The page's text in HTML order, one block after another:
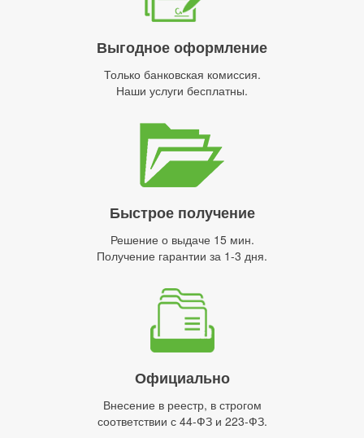
Выгодное оформление
Только банковская комиссия.
Наши услуги бесплатны.
Быстрое получение
Решение о выдаче 15 мин.
Получение гарантии за 1-3 дня.
Официально
Внесение в реестр, в строгом
соответствии с 44-ФЗ и 223-ФЗ.